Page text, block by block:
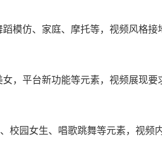
模仿、家庭、摩托等，视频风格
，平台新功能等元素，视频展现
校园女生、唱歌跳舞等元素，视频